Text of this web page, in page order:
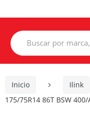
Search
for:
Inicio Ilink
175/75R14 86T BSW 400/